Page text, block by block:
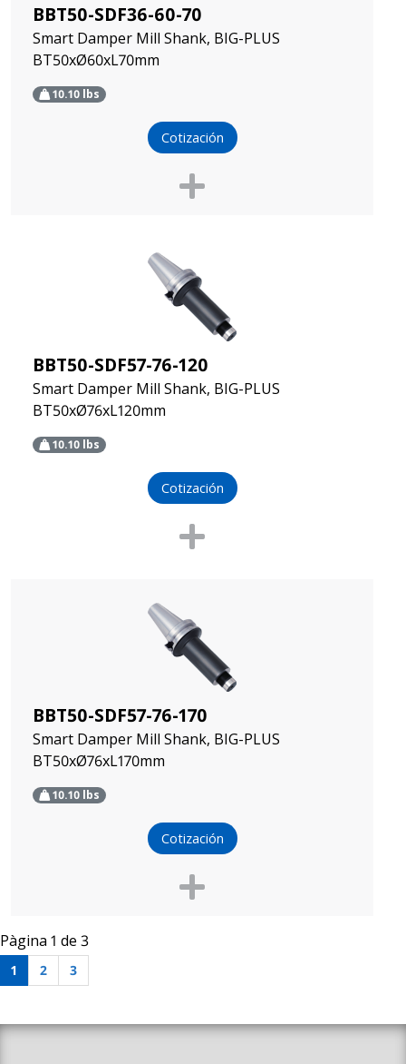
BBT50-SDF36-60-70
Smart Damper Mill Shank, BIG-PLUS
BT50xØ60xL70mm
10.10 lbs
Cotización
BBT50-SDF57-76-120
Smart Damper Mill Shank, BIG-PLUS
BT50xØ76xL120mm
10.10 lbs
Cotización
BBT50-SDF57-76-170
Smart Damper Mill Shank, BIG-PLUS
BT50xØ76xL170mm
10.10 lbs
Cotización
Pàgina 1 de 3
1 2 3